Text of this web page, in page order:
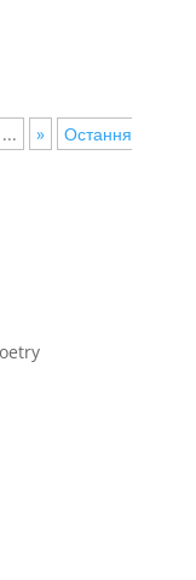
... »
Остання